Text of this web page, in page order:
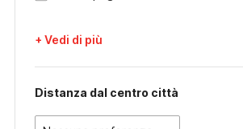
+ Vedi di più
Distanza dal centro città